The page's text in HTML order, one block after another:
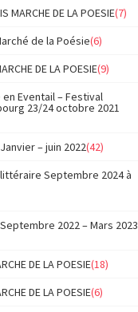
MARCHE DE LA POESIE(7)
de la Poésie(6)
DE LA POESIE(9)
en Eventail – Festival
23/24 octobre 2021
– juin 2022(42)
Septembre 2024 à
2022 – Mars 2023
DE LA POESIE(18)
DE LA POESIE(6)